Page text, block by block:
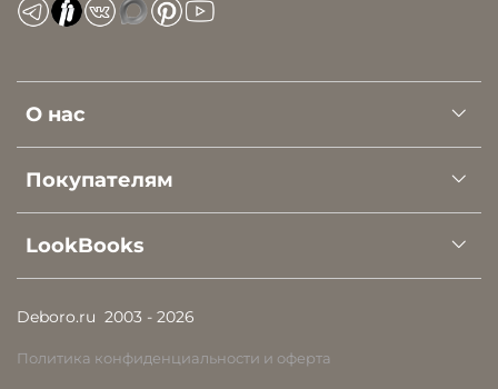
О нас
Покупателям
LookBooks
Deboro.ru 2003 - 2026
Политика конфиденциальности и оферта